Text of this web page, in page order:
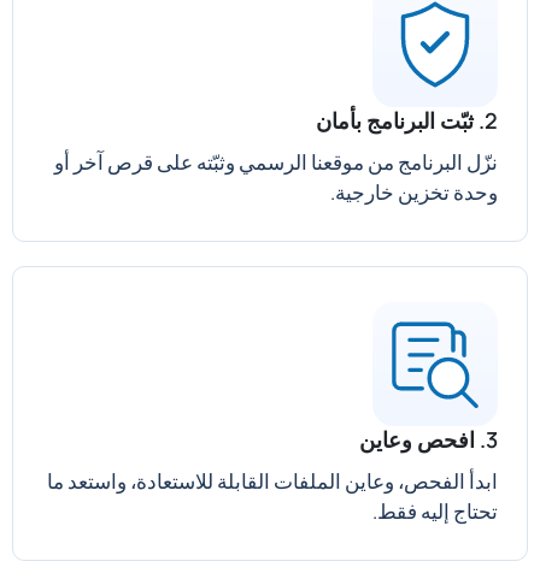
2. ثبّت البرنامج بأمان
نزّل البرنامج من موقعنا الرسمي وثبّته على قرص آخر أو
وحدة تخزين خارجية.
3. افحص وعاين
ابدأ الفحص، وعاين الملفات القابلة للاستعادة، واستعد ما
تحتاج إليه فقط.